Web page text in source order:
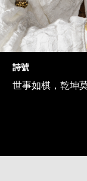
詩號
世事如棋，乾坤